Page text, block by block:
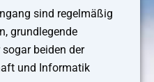
sind regelmäßig
grundlegende
beiden der
und Informatik